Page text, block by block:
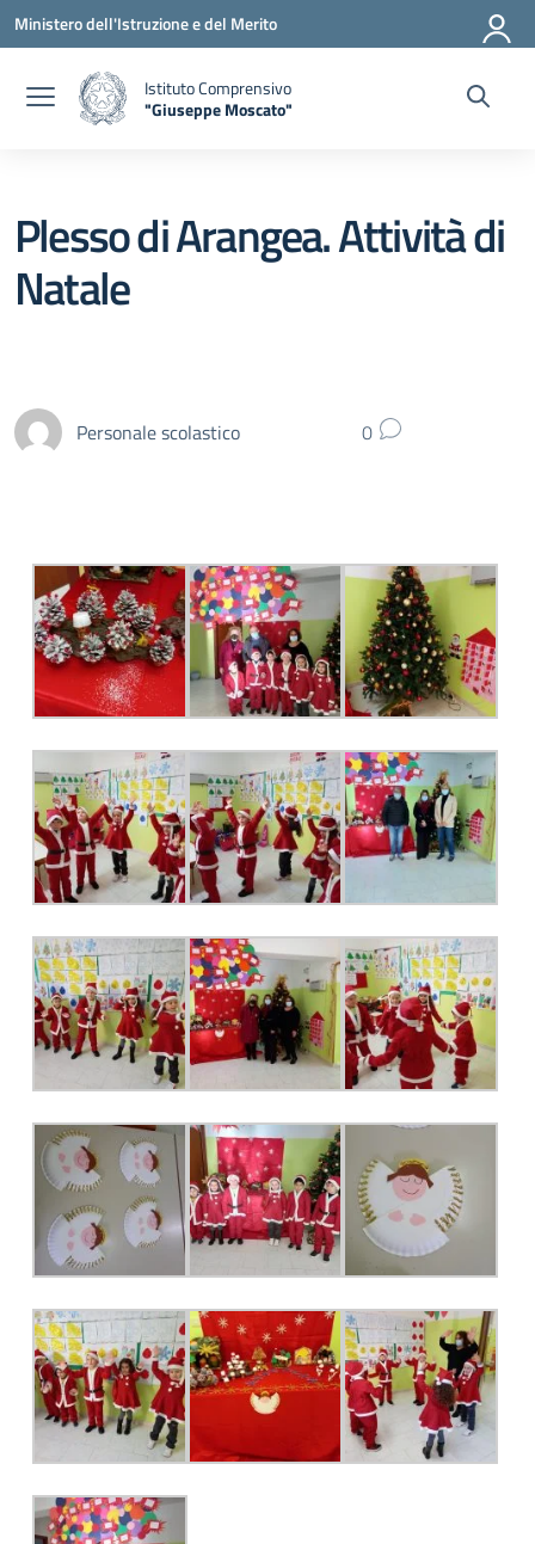
Vai ai contenuti
Vai al menu di navigazione
Vai al footer
Ministero dell'Istruzione e del Merito
Istituto Comprensivo
"Giuseppe Moscato"
Plesso di Arangea. Attività di
Natale
Personale scolastico 0